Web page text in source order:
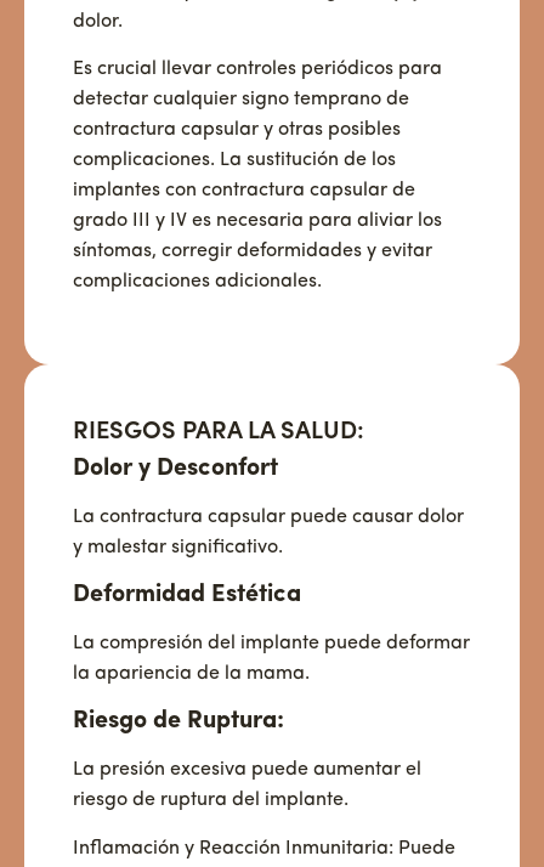
dolor.
Es crucial llevar controles periódicos para
detectar cualquier signo temprano de
contractura capsular y otras posibles
complicaciones. La sustitución de los
implantes con contractura capsular de
grado III y IV es necesaria para aliviar los
síntomas, corregir deformidades y evitar
complicaciones adicionales.
RIESGOS PARA LA SALUD:
Dolor y Desconfort
La contractura capsular puede causar dolor
y malestar significativo.
Deformidad Estética
La compresión del implante puede deformar
la apariencia de la mama.
Riesgo de Ruptura:
La presión excesiva puede aumentar el
riesgo de ruptura del implante.
Inflamación y Reacción Inmunitaria: Puede